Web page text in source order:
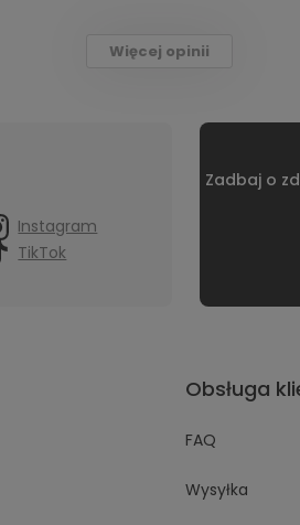
Więcej opinii
Instagram
TikTok
Zadbaj o
Obsługa
FAQ
Wysyłka